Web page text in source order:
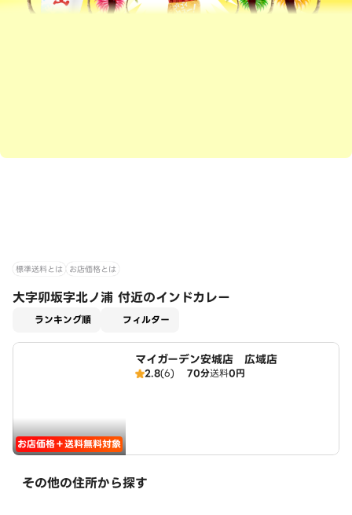
標準送料とは お店価格とは
大字卯坂字北ノ浦 付近のインドカレー
ランキング順 フィルター
お店価格＋送料無料対象
マイガーデン安城店 広域店
2.8(6) 70分送料0円
その他の住所から探す